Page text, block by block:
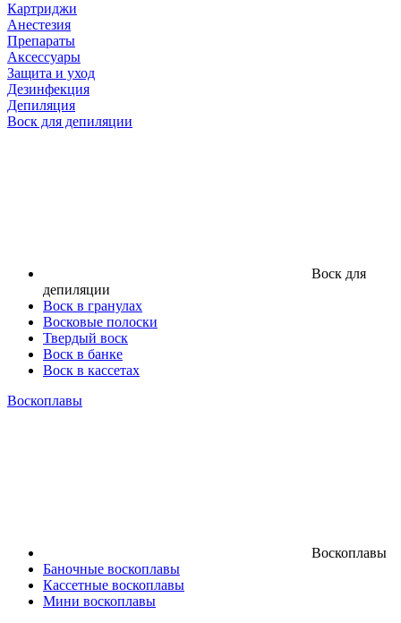
Картриджи
Анестезия
Препараты
Аксессуары
Защита и уход
Дезинфекция
Депиляция
Воск для депиляции
Воск для
депиляции
Воск в гранулах
Восковые полоски
Твердый воск
Воск в банке
Воск в кассетах
Воскоплавы
Воскоплавы
Баночные воскоплавы
Кассетные воскоплавы
Мини воскоплавы